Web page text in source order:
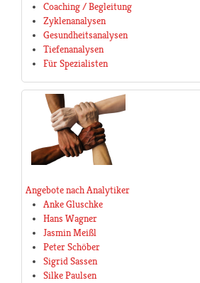
Coaching / Begleitung
Zyklenanalysen
Gesundheitsanalysen
Tiefenanalysen
Für Spezialisten
Angebote nach Analytiker
Anke Gluschke
Hans Wagner
Jasmin Meißl
Peter Schöber
Sigrid Sassen
Silke Paulsen